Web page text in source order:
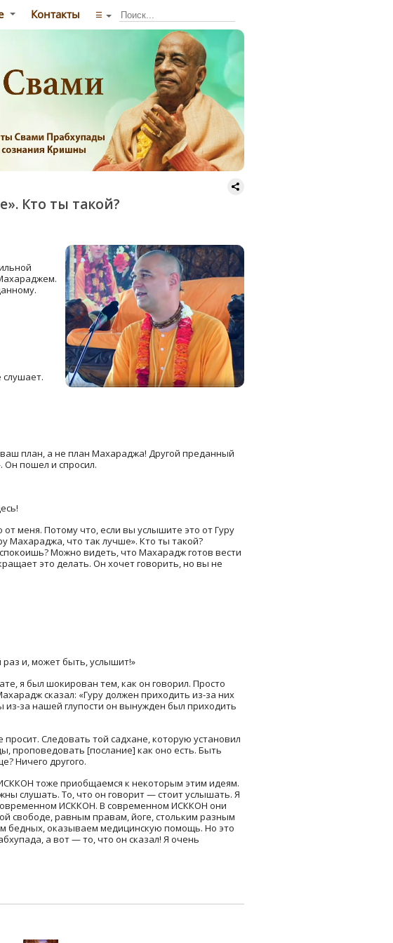
Контакты ☰
Кто ты такой?
слушает.
план, а не план Махараджа! Другой преданный
Он пошел и спросил.
меня. Потому что, если вы услышите это от Гуру
Махараджа, что так лучше». Кто ты такой?
Можно видеть, что Махарадж готов вести
это делать. Он хочет говорить, но вы не
раз и, может быть, услышит!»
я был шокирован тем, как он говорил. Просто
сказал: «Гуру должен приходить из-за них
за нашей глупости он вынужден был приходить
Следовать той садхане, которую установил
проповедовать [послание] как оно есть. Быть
Ничего другого.
тоже приобщаемся к некоторым этим идеям.
слушать. То, что он говорит — стоит услышать. Я
ИСККОН. В современном ИСККОН они
свободе, равным правам, йоге, стольким разным
бедных, оказываем медицинскую помощь. Но это
а вот — то, что он сказал! Я очень